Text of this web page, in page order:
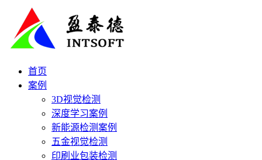
首页
案例
3D视觉检测
深度学习案例
新能源检测案例
五金视觉检测
印刷业包装检测